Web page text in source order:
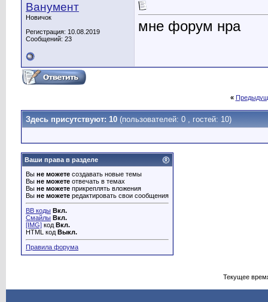
Ванумент
Новичок
Регистрация: 10.08.2019
Сообщений: 23
мне форум нра
«
Здесь присутствуют: 10 (пользователей: 0 , гостей: 10)
Ваши права в разделе
Вы не можете создавать новые темы
Вы не можете отвечать в темах
Вы не можете прикреплять вложения
Вы не можете редактировать свои сообщения
BB коды Вкл.
Смайлы Вкл.
[IMG] код Вкл.
HTML код Выкл.
Правила форума
Текущее